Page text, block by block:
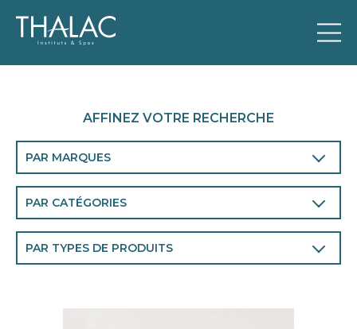
AFFINEZ VOTRE RECHERCHE
PAR MARQUES
THALAC
PAR CATÉGORIES
Visage
PAR TYPES DE PRODUITS